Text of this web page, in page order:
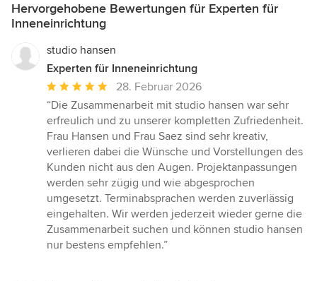
Hervorgehobene Bewertungen für Experten für
Inneneinrichtung
studio hansen
Experten für Inneneinrichtung
Durchschnittliche
Bewertung:
5
von
5
Sternen
28. Februar 2026
“Die Zusammenarbeit mit studio hansen war sehr
erfreulich und zu unserer kompletten Zufriedenheit.
Frau Hansen und Frau Saez sind sehr kreativ,
verlieren dabei die Wünsche und Vorstellungen des
Kunden nicht aus den Augen. Projektanpassungen
werden sehr zügig und wie abgesprochen
umgesetzt. Terminabsprachen werden zuverlässig
eingehalten. Wir werden jederzeit wieder gerne die
Zusammenarbeit suchen und können studio hansen
nur bestens empfehlen.”